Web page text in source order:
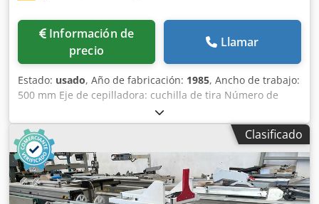
Información de
precio
Llamar
Estado: usado, Año de fabricación: 1985, Ancho de trabajo:
500 mm Eje de cepilladora: cuchilla de tira Número de
cuchillos: 4 Longitud de la mesa de cepilladora: 2700 mm
Ajuste de la mesa de cepillado: palanca Visualización de la
eliminación de viruta: Scala Ángulo de tope de
ensambladora ajustable: Sí Potencia del motor: 4 kW
Crodjm H Uxrspfx Aprof Freno motor: Sí, automático
Longitud de la máquina: 2800 mm Ancho de la máquina:
1000 mm Peso: 1050 kg
Clasificado